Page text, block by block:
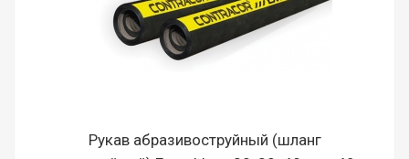
Рукав абразивоструйный (шланг